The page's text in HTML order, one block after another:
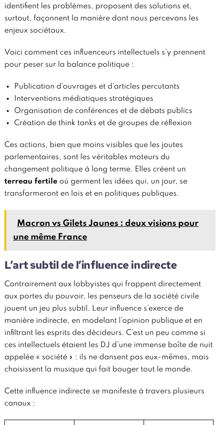
identifient les problèmes, proposent des solutions et,
surtout, façonnent la manière dont nous percevons les
enjeux sociétaux.
Voici comment ces influenceurs intellectuels s’y prennent
pour peser sur la balance politique :
Publication d’ouvrages et d’articles percutants
Interventions médiatiques stratégiques
Organisation de conférences et de débats publics
Création de think tanks et de groupes de réflexion
Ces actions, bien que moins visibles que les joutes
parlementaires, sont les véritables moteurs du
changement politique à long terme. Elles créent un
terreau fertileoù germent les idées qui, un jour, se
transformeront en lois et en politiques publiques.
Macron vs Gilets Jaunes : deux visions pour
une même France
L’art subtil de l’influence indirecte
Contrairement aux lobbyistes qui frappent directement
aux portes du pouvoir, les penseurs de la société civile
jouent un jeu plus subtil. Leur influence s’exerce de
manière indirecte, en modelant l’opinion publique et en
infiltrant les esprits des décideurs. C’est un peu comme si
ces intellectuels étaient les DJ d’une immense boîte de nuit
appelée « société » : ils ne dansent pas eux-mêmes, mais
choisissent la musique qui fait bouger tout le monde.
Cette influence indirecte se manifeste à travers plusieurs
canaux :